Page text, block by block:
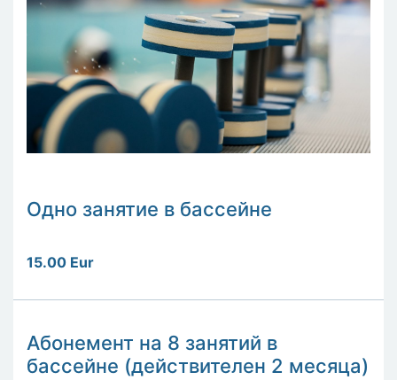
Одно занятие в бассейне
15.00 Eur
Абонемент на 8 занятий в
бассейне (действителен 2 месяца)